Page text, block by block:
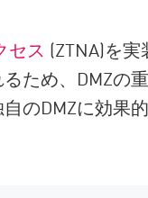
セス (ZTNA)を
ため、DMZの
のDMZに効果